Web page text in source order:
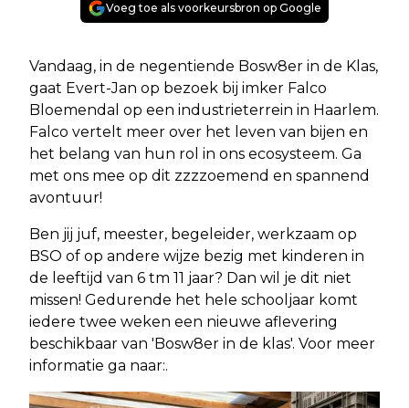
Voeg toe als voorkeursbron op Google
Vandaag, in de negentiende Bosw8er in de Klas,
gaat Evert-Jan op bezoek bij imker Falco
Bloemendal op een industrieterrein in Haarlem.
Falco vertelt meer over het leven van bijen en
het belang van hun rol in ons ecosysteem. Ga
met ons mee op dit zzzzoemend en spannend
avontuur!
Ben jij juf, meester, begeleider, werkzaam op
BSO of op andere wijze bezig met kinderen in
de leeftijd van 6 tm 11 jaar? Dan wil je dit niet
missen! Gedurende het hele schooljaar komt
iedere twee weken een nieuwe aflevering
beschikbaar van 'Bosw8er in de klas'. Voor meer
informatie ga naar:.